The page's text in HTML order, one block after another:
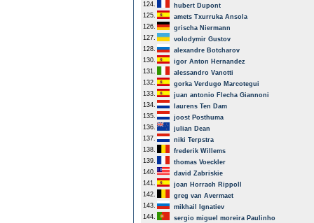
124.
hubert Dupont
125.
amets Txurruka Ansola
126.
grischa Niermann
127.
volodymir Gustov
128.
alexandre Botcharov
130.
igor Anton Hernandez
131.
alessandro Vanotti
132.
gorka Verdugo Marcotegui
133.
juan antonio Flecha Giannoni
134.
laurens Ten Dam
135.
joost Posthuma
136.
julian Dean
137.
niki Terpstra
138.
frederik Willems
139.
thomas Voeckler
140.
david Zabriskie
141.
joan Horrach Rippoll
142.
greg van Avermaet
143.
mikhail Ignatiev
144.
sergio miguel moreira Paulinho